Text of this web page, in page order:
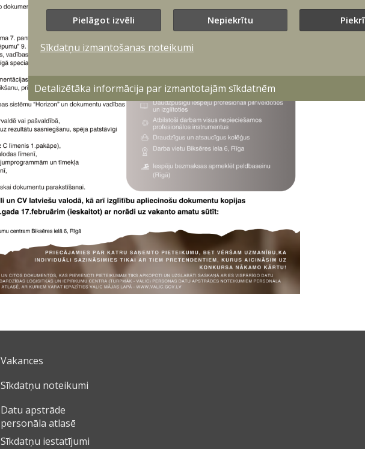
Vakances
Sīkdatņu noteikumi
Datu apstrāde
personāla atlasē
Sīkdatņu iestatījumi
Pielāgot izvēli Nepiekrītu
Sīkdatņu izmantošanas noteikumi
Detalizētāka informācija par izmantotajām sīkdatnēm